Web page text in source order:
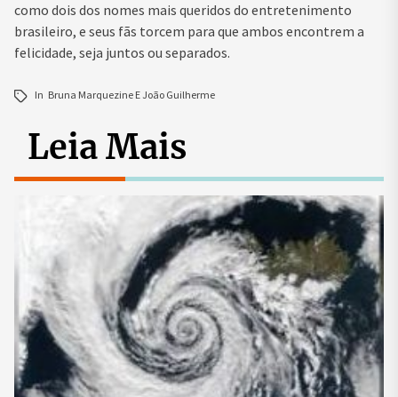
como dois dos nomes mais queridos do entretenimento
brasileiro, e seus fãs torcem para que ambos encontrem a
felicidade, seja juntos ou separados.
In Bruna Marquezine E João Guilherme
Leia Mais